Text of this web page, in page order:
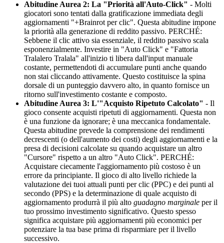
Abitudine Aurea 2: La "Priorità all'Auto-Click" - Molti
giocatori sono tentati dalla gratificazione immediata degli
aggiornamenti "+Brainrot per clic". Questa abitudine impone
la priorità alla generazione di reddito passivo. PERCHÉ:
Sebbene il clic attivo sia essenziale, il reddito passivo scala
esponenzialmente. Investire in "Auto Click" e "Fattoria
Tralalero Tralala" all'inizio ti libera dall'input manuale
costante, permettendoti di accumulare punti anche quando
non stai cliccando attivamente. Questo costituisce la spina
dorsale di un punteggio davvero alto, in quanto fornisce un
ritorno sull'investimento costante e composto.
Abitudine Aurea 3: L'"Acquisto Ripetuto Calcolato" - Il
gioco consente acquisti ripetuti di aggiornamenti. Questa non
è una funzione da ignorare; è una meccanica fondamentale.
Questa abitudine prevede la comprensione dei rendimenti
decrescenti (o dell'aumento dei costi) degli aggiornamenti e la
presa di decisioni calcolate su quando acquistare un altro
"Cursore" rispetto a un altro "Auto Click". PERCHÉ:
Acquistare ciecamente l'aggiornamento più costoso è un
errore da principiante. Il gioco di alto livello richiede la
valutazione dei tuoi attuali punti per clic (PPC) e dei punti al
secondo (PPS) e la determinazione di quale acquisto di
aggiornamento produrrà il più alto guadagno marginale per il
tuo prossimo investimento significativo. Questo spesso
significa acquistare più aggiornamenti più economici per
potenziare la tua base prima di risparmiare per il livello
successivo.